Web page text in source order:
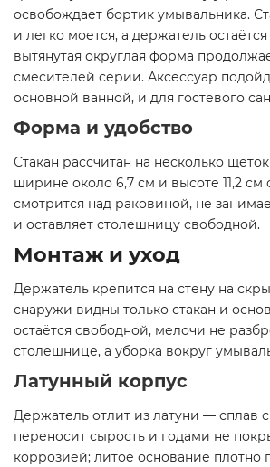
освобождает бортик умывальника.
и легко моется, а держатель остаётся
вытянутая округлая форма
смесителей серии. Аксессуар
основной ванной, и для гостевого
Форма и удобство
Стакан рассчитан на несколько
ширине около 6,7 см и высоте 11,2 см
смотрится над раковиной, не
и оставляет столешницу свободной.
Монтаж и уход
Держатель крепится на стену на
снаружи видны только стакан и
остаётся свободной, мелочи не
столешнице, а уборка вокруг
Латунный корпус
Держатель отлит из латуни — сплав
переносит сырость и годами не
коррозией; литое основание плотно